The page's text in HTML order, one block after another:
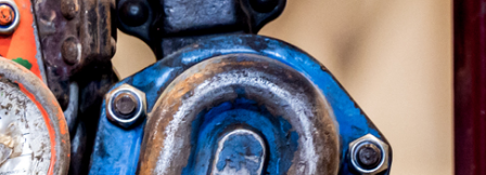
Doe een beroep op
onze kennis van
industriële
verhuizingen